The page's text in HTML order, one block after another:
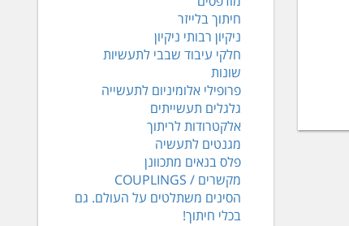
חיתוך בלייזר
ניקיון רבותי ניקיון
חלקי עיבוד שבבי לתעשיות
שונות
פרופילי אלומיניום לתעשייה
גלגלים תעשייתים
אלקטרודות לריתוך
מגנטים לתעשיה
פלס בנאים מתכוונן
מקשרים / COUPLINGS
הסינים משתלטים על העולם. גם
בכלי חיתוך!